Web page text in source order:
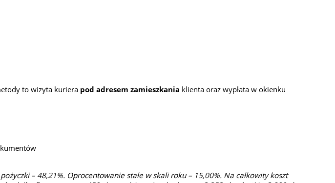
to wizyta kuriera pod adresem zamieszkania klienta oraz wypłata w okienku
– 48,21%. Oprocentowanie stałe w skali roku – 15,00%. Na całkowity koszt